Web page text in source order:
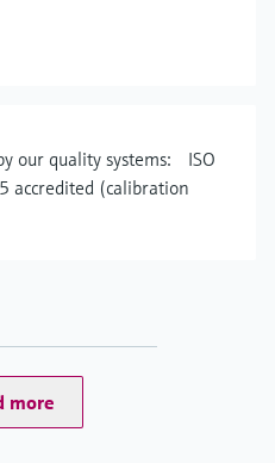
our quality systems: ISO
accredited (calibration
more